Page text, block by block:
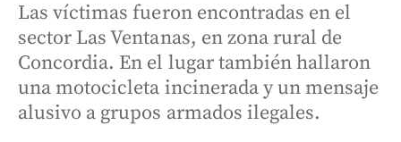
Las víctimas fueron encontradas en el
sector Las Ventanas, en zona rural de
Concordia. En el lugar también hallaron
una motocicleta incinerada y un mensaje
alusivo a grupos armados ilegales.